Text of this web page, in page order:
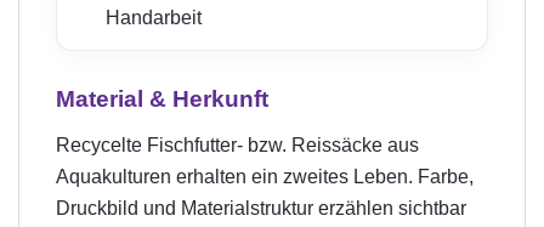
Handarbeit
Material & Herkunft
Recycelte Fischfutter- bzw. Reissäcke aus
Aquakulturen erhalten ein zweites Leben. Farbe,
Druckbild und Materialstruktur erzählen sichtbar